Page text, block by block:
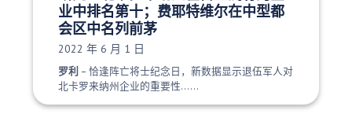
业中排名第十；费耶特维尔在中型都
会区中名列前茅
发布日期：
2022 年 6 月 1 日
罗利 – 恰逢阵亡将士纪念日，新数据显示退伍军人对
北卡罗来纳州企业的重要性......